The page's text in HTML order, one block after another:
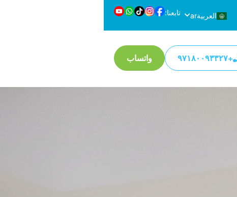
العربيةar تابعنا:
+٩٧١٨٠٠٩٣٣٢٧ واتساب